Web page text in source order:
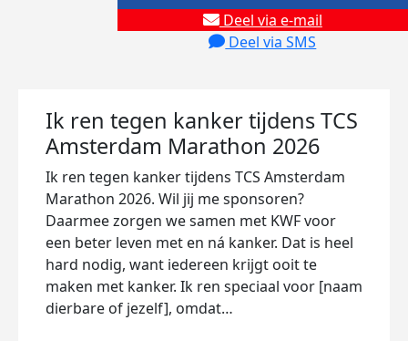
Deel via e-mail
Deel via SMS
Ik ren tegen kanker tijdens TCS
Amsterdam Marathon 2026
Ik ren tegen kanker tijdens TCS Amsterdam
Marathon 2026. Wil jij me sponsoren?
Daarmee zorgen we samen met KWF voor
een beter leven met en ná kanker. Dat is heel
hard nodig, want iedereen krijgt ooit te
maken met kanker. Ik ren speciaal voor [naam
dierbare of jezelf], omdat…